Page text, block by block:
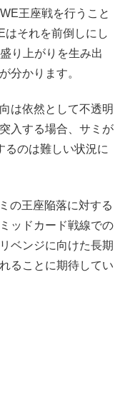
王座戦を行うこと
はそれを前倒しにし
り上がりを生み出
分かります。
は依然として不透明
入する場合、サミが
るのは難しい状況に
の王座陥落に対する
ッドカード戦線での
ベンジに向けた長期
ることに期待してい